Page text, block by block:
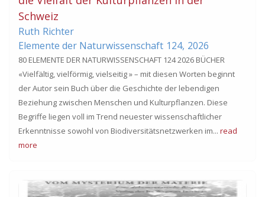
Schweiz
Ruth Richter
Elemente der Naturwissenschaft 124, 2026
80 ELEMENTE DER NATURWISSENSCHAFT 124 2026 BÜCHER
«Vielfältig, vielförmig, vielseitig » – mit diesen Worten beginnt
der Autor sein Buch über die Geschichte der lebendigen
Beziehung zwischen Menschen und Kulturpflanzen. Diese
Begriffe liegen voll im Trend neuester wissenschaftlicher
Erkenntnisse sowohl von Biodiversitätsnetzwerken im... read
more